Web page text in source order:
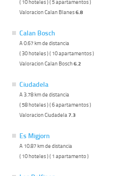
( 10 hoteles ) ( 5 apartamentos )
Valoracion Calan Blanes6.8
Calan Bosch
A 0.67 km de distancia
( 30 hoteles ) ( 10 apartamentos )
Valoracion Calan Bosch6.2
Ciudadela
A 3.78 km de distancia
( 58 hoteles ) ( 6 apartamentos )
Valoracion Ciudadela 7.3
Es Migjorn
A 10.87 km de distancia
( 10 hoteles ) ( 1 apartamento )